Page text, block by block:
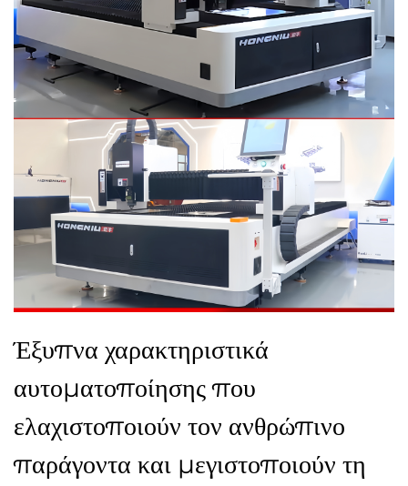
Έξυπνα χαρακτηριστικά
αυτοματοποίησης που
ελαχιστοποιούν τον ανθρώπινο
παράγοντα και μεγιστοποιούν τη